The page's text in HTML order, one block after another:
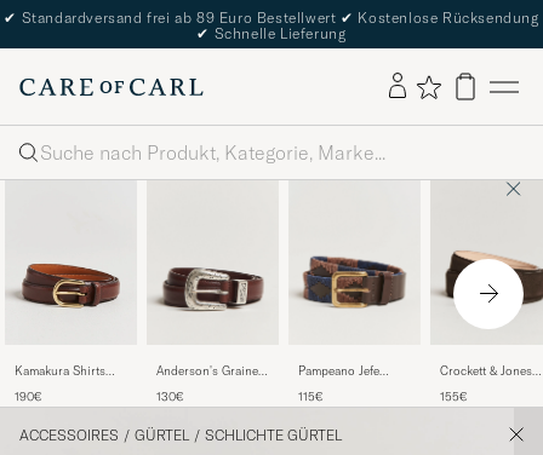
✔ Standardversand frei ab 89 Euro Bestellwert ✔ Kostenlose Rücksendung
✔ Schnelle Lieferung
Suche
Kamakura Shirts
Horseshoe Buckle
190€
Anderson's Grained
Belt 2,5 cm Brown
130€
Pampeano Jefe
Classic Leather Belt
115€
Crockett & Jones
Brown Suede
155€
ACCESSOIRES / GÜRTEL / SCHLICHTE GÜRTEL